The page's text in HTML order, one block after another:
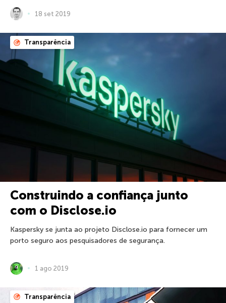
18 set 2019
Transparência
Construindo a confiança junto
com o Disclose.io
Kaspersky se junta ao projeto Disclose.io para fornecer um
porto seguro aos pesquisadores de segurança.
1 ago 2019
Transparência